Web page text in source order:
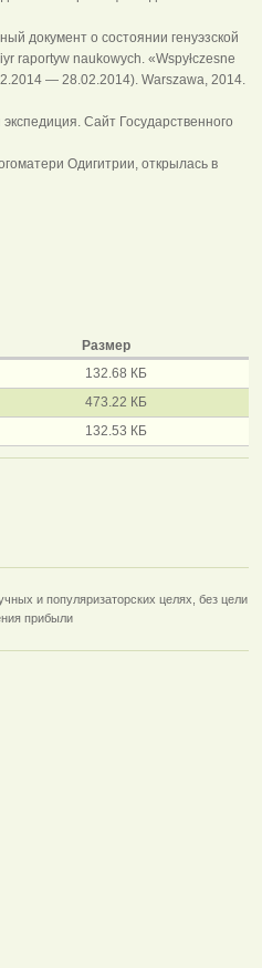
документ о состоянии генуэзской
raportyw naukowych. «Wspуłczesne
— 28.02.2014). Warszawa, 2014.
Сайт Государственного
Одигитрии, открылась в
Размер
132.68 КБ
473.22 КБ
132.53 КБ
и популяризаторских целях, без цели
прибыли